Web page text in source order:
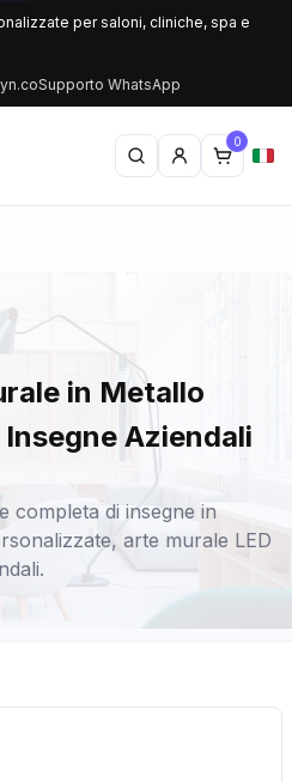
per saloni, cliniche, spa e
Supporto WhatsApp
0
in Metallo
Aziendali
completa di insegne in
arte murale LED